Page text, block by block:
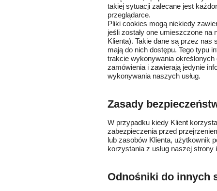
takiej sytuacji zalecane jest
przeglądarce.
Pliki cookies mogą niekiedy
jeśli zostały one umieszczone
Klienta). Takie dane są przez nas
mają do nich dostępu. Tego typu
trakcie wykonywania określonych
zamówienia i zawierają jedynie
wykonywania naszych usług.
Zasady
W przypadku kiedy Klient
zabezpieczenia przed
lub zasobów Klienta, użytkownik
korzystania z usług naszej strony
Odnośniki do innych